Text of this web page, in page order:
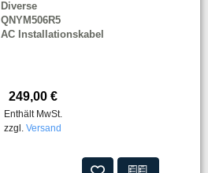
Diverse
QNYM506R5
AC Installationskabel
249,00 €
Enthält MwSt.
zzgl. Versand